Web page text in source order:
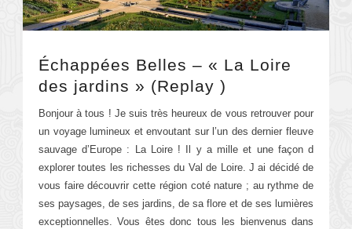
Échappées Belles – « La Loire
des jardins » (Replay )
Bonjour à tous ! Je suis très heureux de vous retrouver pour
un voyage lumineux et envoutant sur l’un des dernier fleuve
sauvage d’Europe : La Loire ! Il y a mille et une façon d
explorer toutes les richesses du Val de Loire. J ai décidé de
vous faire découvrir cette région coté nature ; au rythme de
ses paysages, de ses jardins, de sa flore et de ses lumières
exceptionnelles. Vous êtes donc tous les bienvenus dans